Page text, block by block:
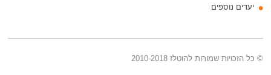
יעדים נוספים
© כל הזכויות שמורות להוטלז 2010-2018